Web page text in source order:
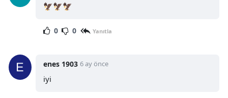
🦅🦅🦅
0 0 Yanıtla
enes 1903 6 ay önce
iyi